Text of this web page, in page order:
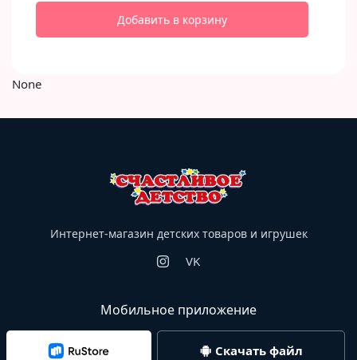
Добавить в корзину
None
Интернет-магазин детских товаров и игрушек
VK
Мобильное приложение
Скачать файл